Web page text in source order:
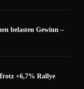
belasten Gewinn –
+6,7% Rallye